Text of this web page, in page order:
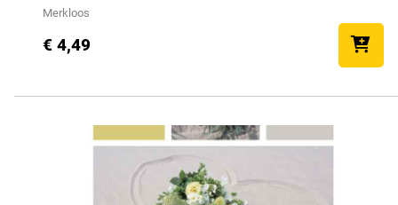
Merkloos
€ 4,49